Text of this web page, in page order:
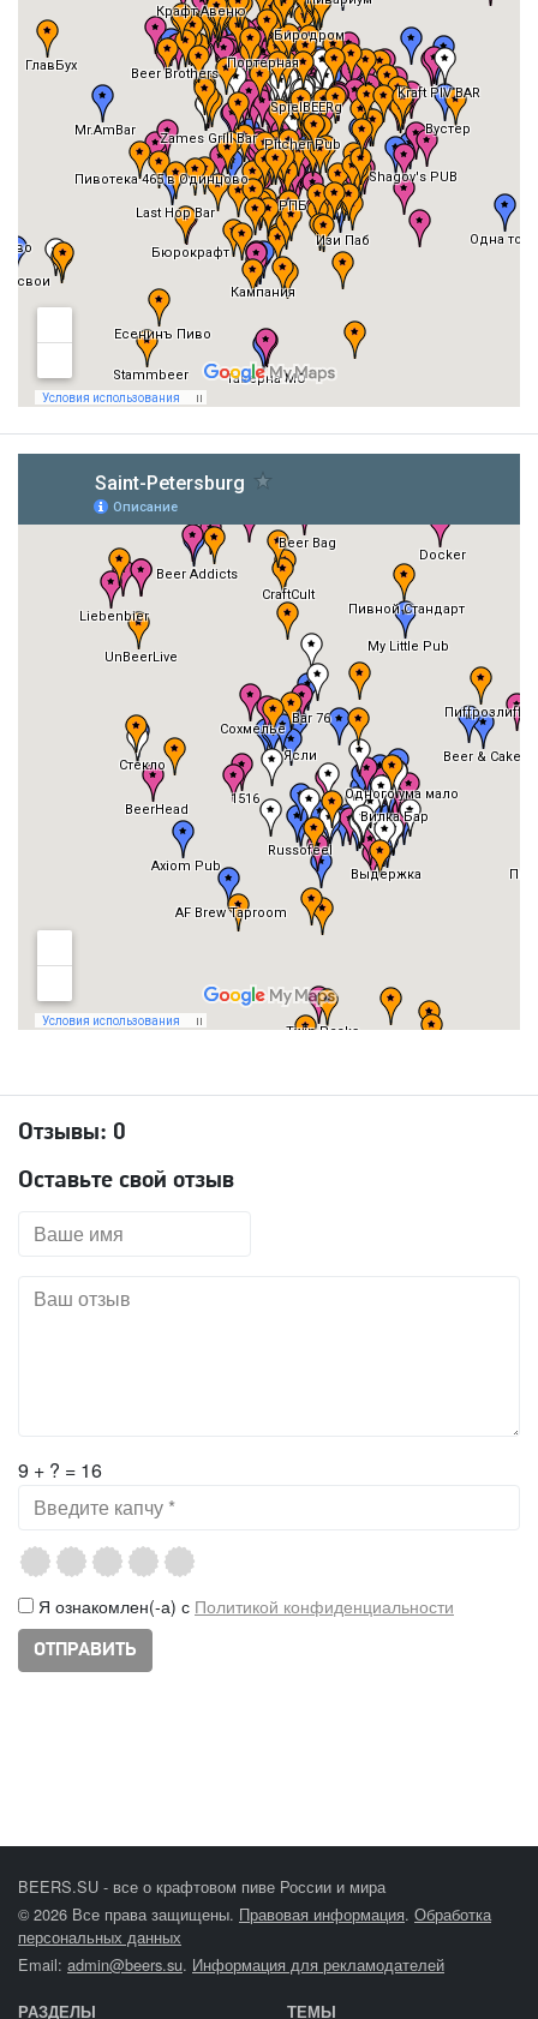
Отзывы: 0
Оставьте свой отзыв
9 + ? = 16
Я ознакомлен(-а) с Политикой конфиденциальности
BEERS.SU - все о крафтовом пиве России и мира
© 2026 Все права защищены. Правовая информация. Обработка
персональных данных
Email: admin@beers.su. Информация для рекламодателей
РАЗДЕЛЫ ТЕМЫ